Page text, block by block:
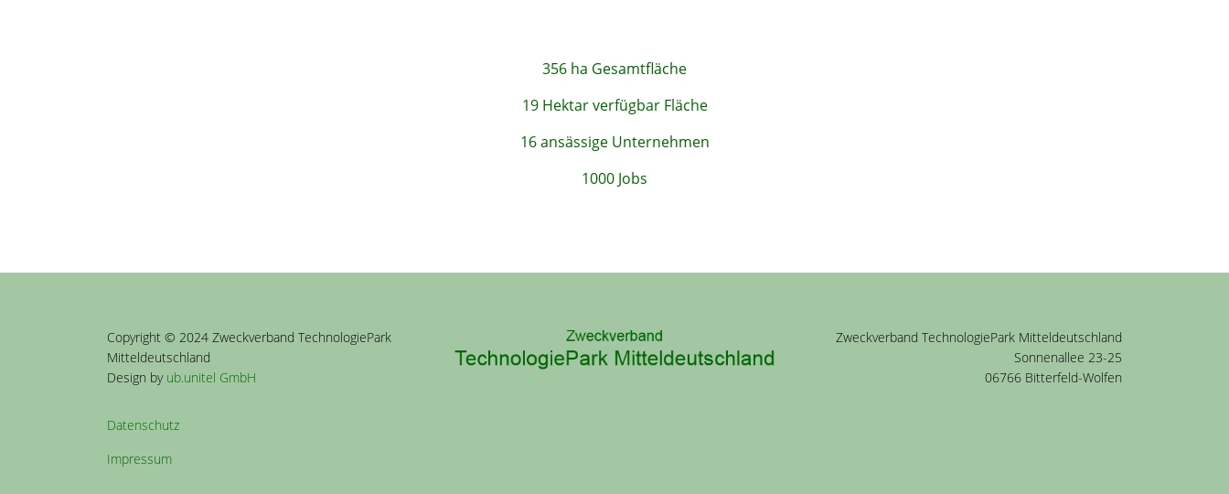
356 ha Gesamtfläche
19 Hektar verfügbar Fläche
16 ansässige Unternehmen
1000 Jobs
Copyright © 2024 Zweckverband TechnologiePark
Mitteldeutschland
Design by ub.unitel GmbH
Datenschutz
Impressum
Zweckverband TechnologiePark Mitteldeutschland
Sonnenallee 23-25
06766 Bitterfeld-Wolfen